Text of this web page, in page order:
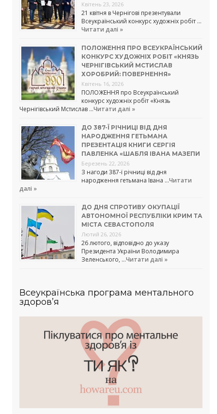
Квітень 23, 2026
21 квітня в Чернігові презентували
Всеукраїнський конкурс художніх робіт …
Читати далі »
ПОЛОЖЕННЯ ПРО ВСЕУКРАЇНСЬКИЙ
КОНКУРС ХУДОЖНІХ РОБІТ «КНЯЗЬ
ЧЕРНІГІВСЬКИЙ МСТИСЛАВ
ХОРОБРИЙ: ПОВЕРНЕННЯ»
Квітень 16, 2026
ПОЛОЖЕННЯ про Всеукраїнський
конкурс художніх робіт «Князь
Чернігівський Мстислав …Читати далі »
ДО 387-Ї РІЧНИЦІ ВІД ДНЯ
НАРОДЖЕННЯ ГЕТЬМАНА
ПРЕЗЕНТАЦІЯ КНИГИ СЕРГІЯ
ПАВЛЕНКА «ШАБЛЯ ІВАНА МАЗЕПИ
Березень 22, 2026
З нагоди 387-ї річниці від дня
народження гетьмана Івана …Читати
далі »
ДО ДНЯ СПРОТИВУ ОКУПАЦІЇ
АВТОНОМНОЇ РЕСПУБЛІКИ КРИМ ТА
МІСТА СЕВАСТОПОЛЯ
Лютий 26, 2026
26 лютого, відповідно до указу
Президента України Володимира
Зеленського, …Читати далі »
Всеукраїнська програма ментального
здоров’я